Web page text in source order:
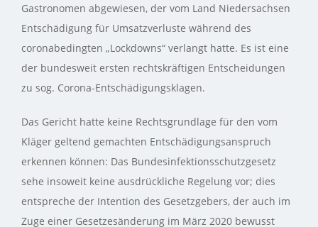
Gastronomen abgewiesen, der vom Land Niedersachsen
Entschädigung für Umsatzverluste während des
coronabedingten „Lockdowns“ verlangt hatte. Es ist eine
der bundesweit ersten rechtskräftigen Entscheidungen
zu sog. Corona-Entschädigungsklagen.
Das Gericht hatte keine Rechtsgrundlage für den vom
Kläger geltend gemachten Entschädigungsanspruch
erkennen können: Das Bundesinfektionsschutzgesetz
sehe insoweit keine ausdrückliche Regelung vor; dies
entspreche der Intention des Gesetzgebers, der auch im
Zuge einer Gesetzesänderung im März 2020 bewusst